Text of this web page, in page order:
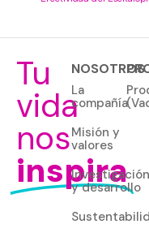
Tu
vida
nos
inspira
NOSOTROS
La
compañía
Misión y
valores
Investigación
y desarrollo